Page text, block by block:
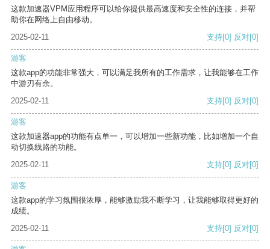
这款加速器VPM应用程序可以给你提供最高速度和安全性的连接，并帮
助你在网络上自由移动。
2025-02-11
支持[0] 反对[0]
游客
这款app的功能非常强大，可以满足我所有的工作需求，让我能够在工作
中游刃有余。
2025-02-11
支持[0] 反对[0]
游客
这款加速器app的功能有点单一，可以增加一些新功能，比如增加一个自
动切换线路的功能。
2025-02-11
支持[0] 反对[0]
游客
这款app的学习氛围很浓厚，能够激励我不断学习，让我能够取得更好的
成绩。
2025-02-11
支持[0] 反对[0]